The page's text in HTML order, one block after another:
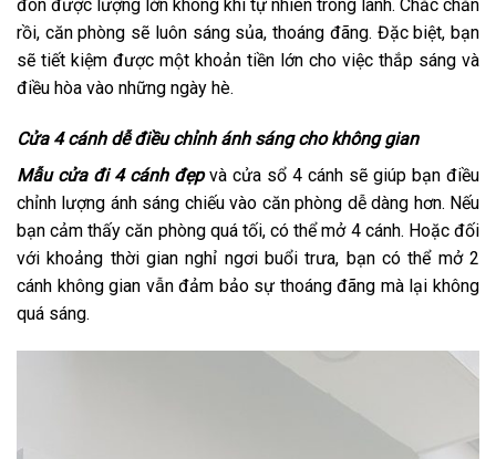
đón được lượng lớn không khí tự nhiên trong lành. Chắc chắn
rồi, căn phòng sẽ luôn sáng sủa, thoáng đãng. Đặc biệt, bạn
sẽ tiết kiệm được một khoản tiền lớn cho việc thắp sáng và
điều hòa vào những ngày hè.
Cửa 4 cánh dễ điều chỉnh ánh sáng cho không gian
Mẫu cửa đi 4 cánh đẹpvà cửa sổ 4 cánh sẽ giúp bạn điều
chỉnh lượng ánh sáng chiếu vào căn phòng dễ dàng hơn. Nếu
bạn cảm thấy căn phòng quá tối, có thể mở 4 cánh. Hoặc đối
với khoảng thời gian nghỉ ngơi buổi trưa, bạn có thể mở 2
cánh không gian vẫn đảm bảo sự thoáng đãng mà lại không
quá sáng.